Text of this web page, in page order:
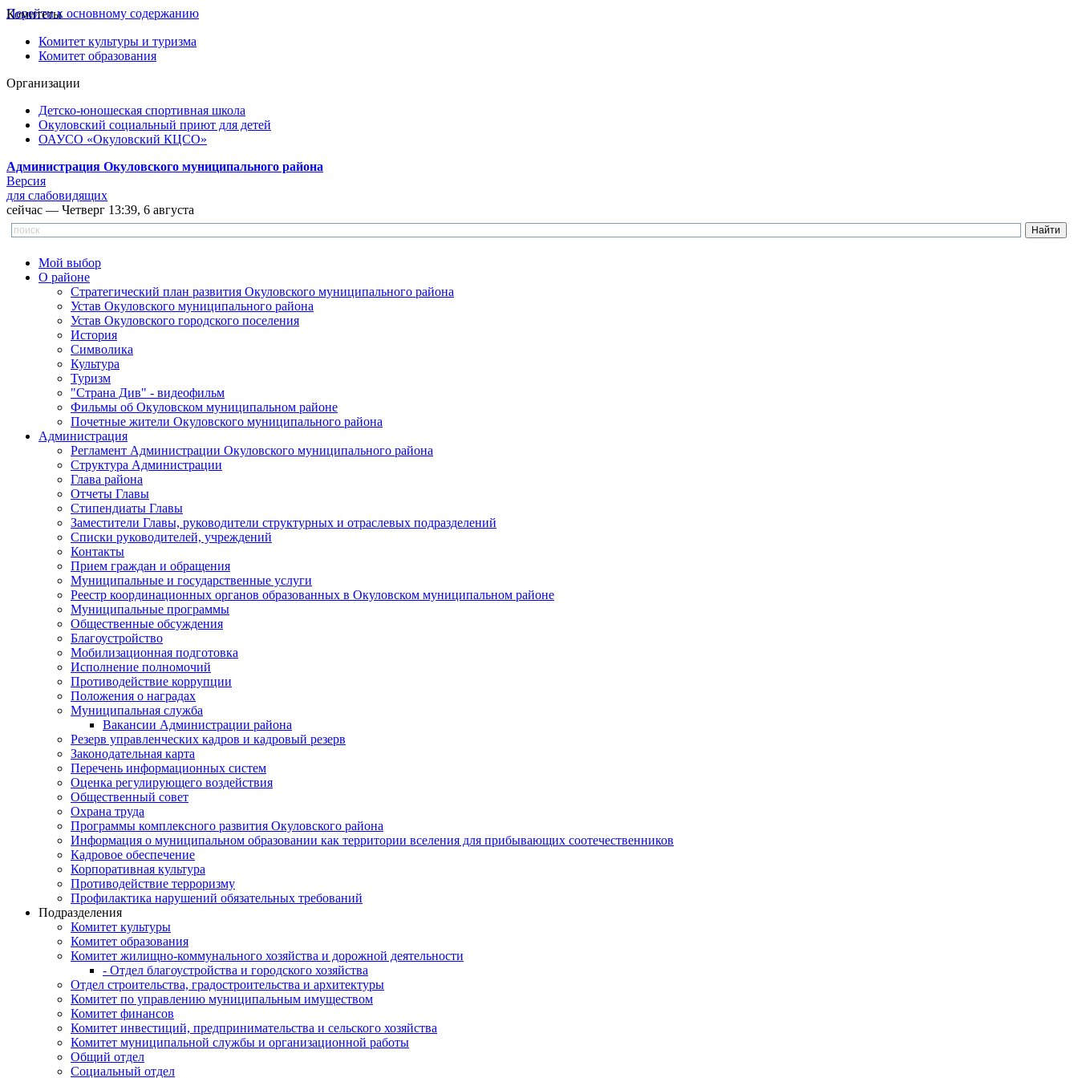
Перейти к основному содержанию
Комитеты
Комитет культуры и туризма
Комитет образования
Организации
Детско-юношеская спортивная школа
Окуловский социальный приют для детей
ОАУСО «Окуловский КЦСО»
Администрация Окуловского муниципального района
Версия
для слабовидящих
сейчас — Четверг 13:39, 6 августа
Мой выбор
О районе
Стратегический план развития Окуловского муниципального района
Устав Окуловского муниципального района
Устав Окуловского городского поселения
История
Символика
Культура
Туризм
"Страна Див" - видеофильм
Фильмы об Окуловском муниципальном районе
Почетные жители Окуловского муниципального района
Администрация
Регламент Администрации Окуловского муниципального района
Структура Администрации
Глава района
Отчеты Главы
Стипендиаты Главы
Заместители Главы, руководители структурных и отраслевых подразделений
Списки руководителей, учреждений
Контакты
Прием граждан и обращения
Муниципальные и государственные услуги
Реестр координационных органов образованных в Окуловском муниципальном районе
Муниципальные программы
Общественные обсуждения
Благоустройство
Мобилизационная подготовка
Исполнение полномочий
Противодействие коррупции
Положения о наградах
Муниципальная служба
Вакансии Администрации района
Резерв управленческих кадров и кадровый резерв
Законодательная карта
Перечень информационных систем
Оценка регулирующего воздействия
Общественный совет
Охрана труда
Программы комплексного развития Окуловского района
Информация о муниципальном образовании как территории вселения для прибывающих соотечественников
Кадровое обеспечение
Корпоративная культура
Противодействие терроризму
Профилактика нарушений обязательных требований
Подразделения
Комитет культуры
Комитет образования
Комитет жилищно-коммунального хозяйства и дорожной деятельности
- Отдел благоустройства и городского хозяйства
Отдел строительства, градостроительства и архитектуры
Комитет по управлению муниципальным имуществом
Комитет финансов
Комитет инвестиций, предпринимательства и сельского хозяйства
Комитет муниципальной службы и организационной работы
Общий отдел
Социальный отдел